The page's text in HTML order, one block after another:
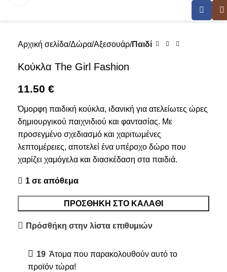
Αρχική σελίδα Δώρα Αξεσουάρ Παιδί
Κούκλα The Girl Fashion
11.50 €
Όμορφη παιδική κούκλα, ιδανική για ατελείωτες ώρες
δημιουργικού παιχνιδιού και φαντασίας. Με
προσεγμένο σχεδιασμό και χαριτωμένες
λεπτομέρειες, αποτελεί ένα υπέροχο δώρο που
χαρίζει χαμόγελα και διασκέδαση στα παιδιά.
1 σε απόθεμα
ΠΡΟΣΘΉΚΗ ΣΤΟ ΚΑΛΆΘΙ
Πρόσθήκη στην λίστα επιθυμιών
19 Άτομα που παρακολουθούν αυτό το
προϊόν τώρα!